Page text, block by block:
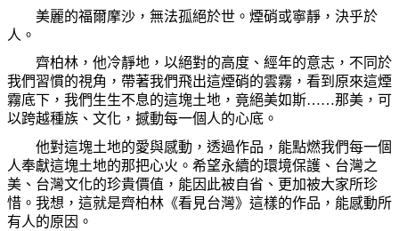
美麗的福爾摩沙，無法孤絕於世。煙硝或寧靜，決乎於
人。
齊柏林，他冷靜地，以絕對的高度、經年的意志，不同於
我們習慣的視角，帶著我們飛出這煙硝的雲霧，看到原來這煙
霧底下，我們生生不息的這塊土地，竟絕美如斯……那美，可
以跨越種族、文化，撼動每一個人的心底。
他對這塊土地的愛與感動，透過作品，能點燃我們每一個
人奉獻這塊土地的那把心火。希望永續的環境保護、台灣之
美、台灣文化的珍貴價值，能因此被自省、更加被大家所珍
惜。我想，這就是齊柏林《看見台灣》這樣的作品，能感動所
有人的原因。